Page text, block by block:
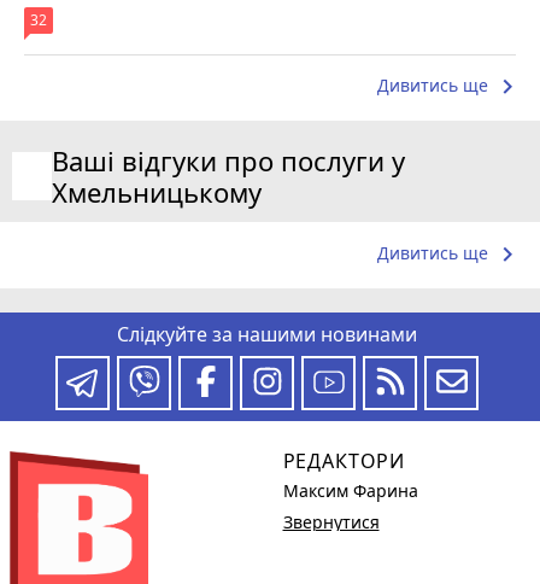
32
Дивитись ще keyboard_arrow_right
Ваші відгуки про послуги у
Хмельницькому
Дивитись ще keyboard_arrow_right
Слідкуйте за нашими новинами
РЕДАКТОРИ
Максим Фарина
Звернутися